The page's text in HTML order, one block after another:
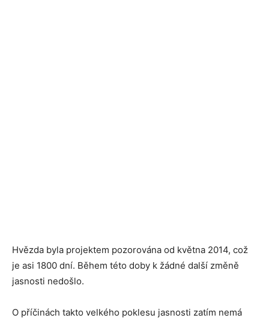
Hvězda byla projektem pozorována od května 2014, což
je asi 1800 dní. Během této doby k žádné další změně
jasnosti nedošlo.
O příčinách takto velkého poklesu jasnosti zatím nemá